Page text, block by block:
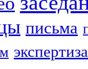
письма
экспертиза